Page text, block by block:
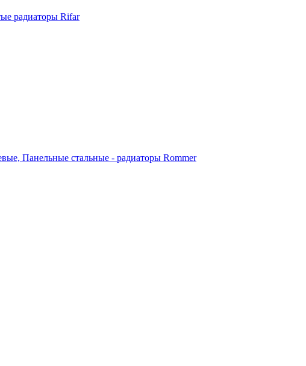
радиаторы Rifar
Панельные стальные - радиаторы Rommer